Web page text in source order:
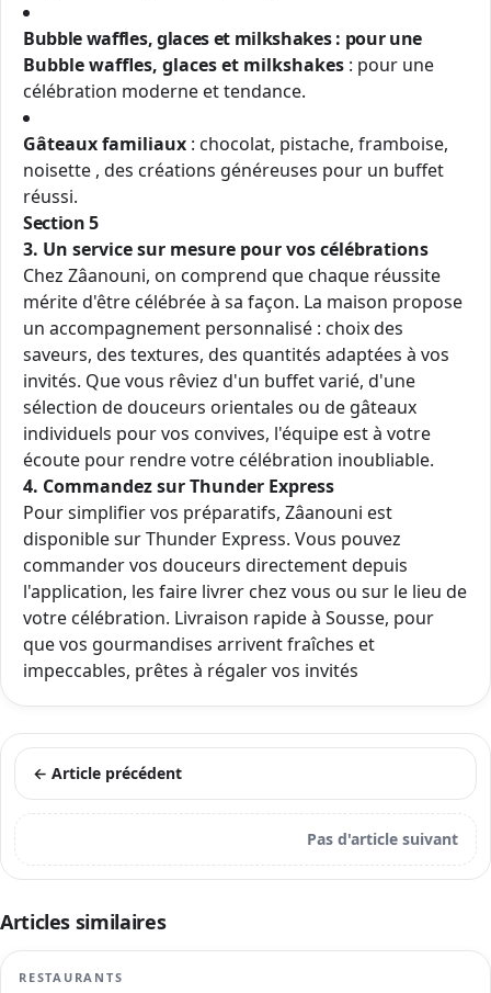
Bubble waffles, glaces et milkshakes : pour une
Bubble waffles, glaces et milkshakes : pour une
célébration moderne et tendance.
Gâteaux familiaux : chocolat, pistache, framboise,
noisette , des créations généreuses pour un buffet
réussi.
Section 5
3. Un service sur mesure pour vos célébrations
Chez Zâanouni, on comprend que chaque réussite
mérite d'être célébrée à sa façon. La maison propose
un accompagnement personnalisé : choix des
saveurs, des textures, des quantités adaptées à vos
invités. Que vous rêviez d'un buffet varié, d'une
sélection de douceurs orientales ou de gâteaux
individuels pour vos convives, l'équipe est à votre
écoute pour rendre votre célébration inoubliable.
4. Commandez sur Thunder Express
Pour simplifier vos préparatifs, Zâanouni est
disponible sur Thunder Express. Vous pouvez
commander vos douceurs directement depuis
l'application, les faire livrer chez vous ou sur le lieu de
votre célébration. Livraison rapide à Sousse, pour
que vos gourmandises arrivent fraîches et
impeccables, prêtes à régaler vos invités
← Article précédent
Pas d'article suivant
Articles similaires
RESTAURANTS